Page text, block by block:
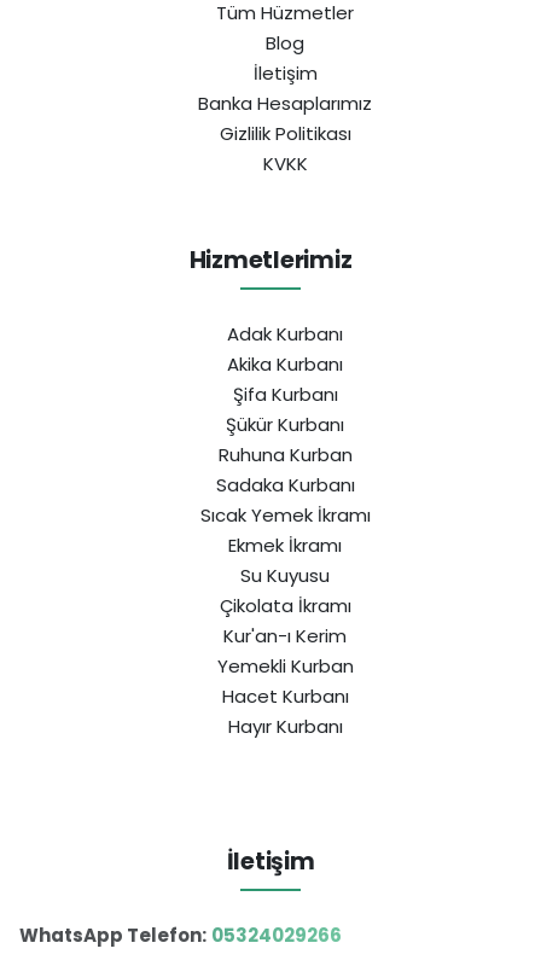
Tüm Hüzmetler
Blog
İletişim
Banka Hesaplarımız
Gizlilik Politikası
KVKK
Hizmetlerimiz
Adak Kurbanı
Akika Kurbanı
Şifa Kurbanı
Şükür Kurbanı
Ruhuna Kurban
Sadaka Kurbanı
Sıcak Yemek İkramı
Ekmek İkramı
Su Kuyusu
Çikolata İkramı
Kur'an-ı Kerim
Yemekli Kurban
Hacet Kurbanı
Hayır Kurbanı
İletişim
WhatsApp Telefon: 05324029266